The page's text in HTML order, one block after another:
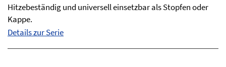
Hitzebeständig und universell einsetzbar als Stopfen oder
Kappe.
Details zur Serie